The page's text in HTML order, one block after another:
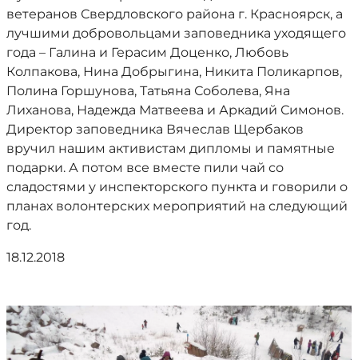
ветеранов Свердловского района г. Красноярск, а
лучшими добровольцами заповедника уходящего
года – Галина и Герасим Доценко, Любовь
Колпакова, Нина Добрыгина, Никита Поликарпов,
Полина Горшунова, Татьяна Соболева, Яна
Лиханова, Надежда Матвеева и Аркадий Симонов.
Директор заповедника Вячеслав Щербаков
вручил нашим активистам дипломы и памятные
подарки. А потом все вместе пили чай со
сладостями у инспекторского пункта и говорили о
планах волонтерских мероприятий на следующий
год.
18.12.2018